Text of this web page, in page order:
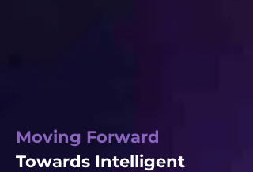
Moving Forward
Towards Intelligent